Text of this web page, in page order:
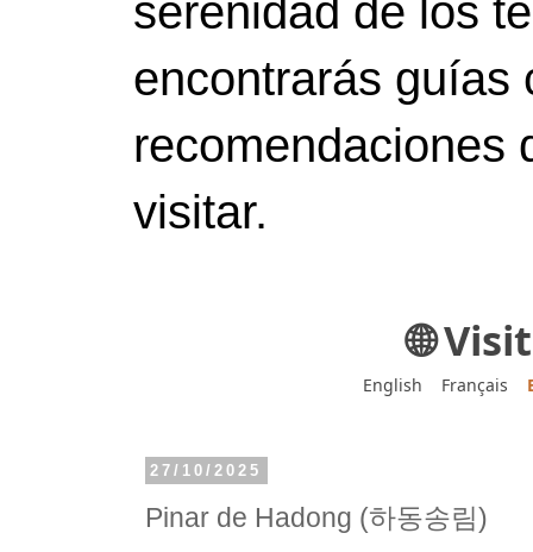
serenidad de los
encontrarás guías
recomendaciones
visitar.
🌐
English Français
27/10/2025
Pinar de Hadong (하동송림)